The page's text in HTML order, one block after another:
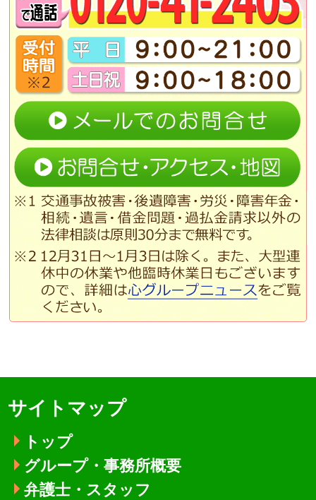
サイトマップ
トップ
グループ・事務所概要
弁護士・スタッフ